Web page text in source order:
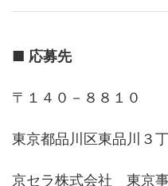
■ 応募先
〒１４０－８８１０
東京都品川区東品川３
京セラ株式会社 東京